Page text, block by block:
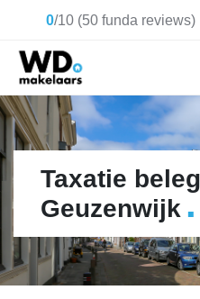
0/10 (50 funda reviews)
Taxatie
Geuzenwijk .